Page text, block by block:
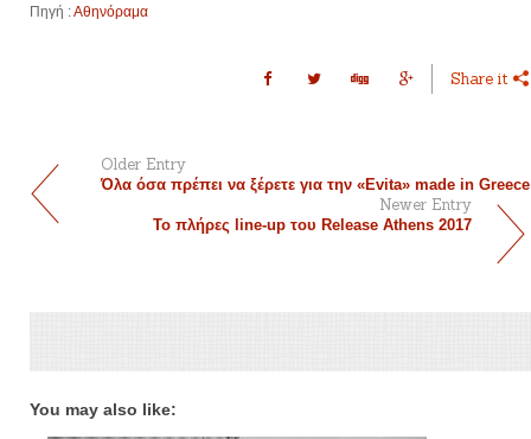
Πηγή :Αθηνόραμα
Share it
Older Entry
Όλα όσα πρέπει να ξέρετε για την «Evita» made in Greece
Newer Entry
Το πλήρες line-up του Release Athens 2017
You may also like: